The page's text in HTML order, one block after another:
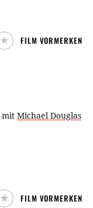
FILM VORMERKEN
mit Michael Douglas
FILM VORMERKEN